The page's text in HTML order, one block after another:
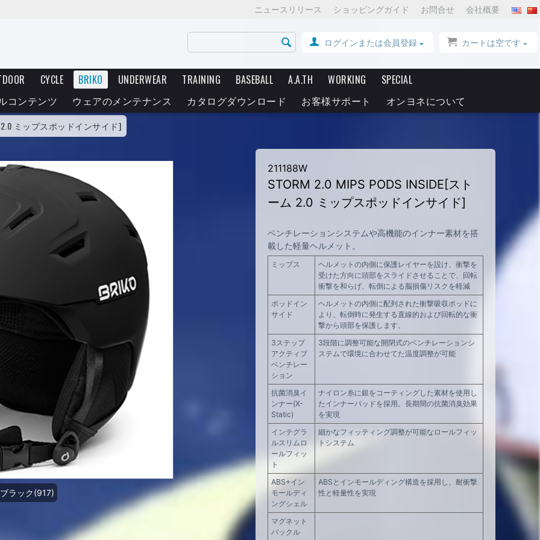
ニュースリリース ショッピングガイド お問合せ 会社概要
カートは空です
ログインまたは会員登録
CYCLE BRIKO UNDERWEAR TRAINING BASEBALL A.A.TH WORKING
SPECIAL
コンテンツ
ウェアのメンテナンス カタログダウンロード お客様サポート オンヨネについて
2.0 ミップスポッドインサイド]
ラック(917)
211188W
STORM 2.0 MIPS PODS INSIDE[スト
ーム 2.0 ミップスポッドインサイド]
ベンチレーションシステムや高機能のインナー素材を搭
載した軽量ヘルメット。
ミップス
ヘルメットの内側に保護レイヤーを設け、衝撃を
受けた方向に頭部をスライドさせることで、回転
衝撃を和らげ、転倒による脳損傷リスクを軽減
ポッドイン
サイド
ヘルメットの内側に配列された衝撃吸収ポッドに
より、転倒時に発生する直線的および回転的な衝
撃から頭部を保護します。
3ステップ
アクティブ
ベンチレー
ション
3段階に調整可能な開閉式のベンチレーションシ
ステムで環境に合わせてた温度調整が可能
抗菌消臭イ
ンナー(X-
Static)
ナイロン糸に銀をコーティングした素材を使用し
たインナーパッドを採用。長期間の抗菌消臭効果
を実現
インテグラ
ルスリムロ
ールフィッ
ト
細かなフィッティング調整が可能なロールフィッ
トシステム
ABS+イン
モールディ
ングシェル
ABSとインモールディング構造を採用し、耐衝撃
性と軽量性を実現
マグネット
バックル